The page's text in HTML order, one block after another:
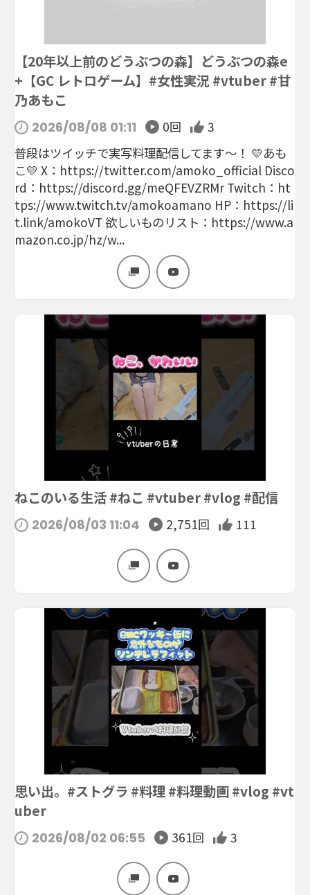
【20年以上前のどうぶつの森】どうぶつの森e
+【GC レトロゲーム】#女性実況 #vtuber #甘
乃あもこ
2026/08/08 01:11 0回
3
普段はツイッチで実写料理配信してます～！ 💛あも
こ💛 X：https://twitter.com/amoko_official Disco
rd：https://discord.gg/meQFEVZRMr Twitch：ht
tps://www.twitch.tv/amokoamano HP：https://li
t.link/amokoVT 欲しいものリスト：https://www.a
mazon.co.jp/hz/w...
ねこのいる生活 #ねこ #vtuber #vlog #配信
2026/08/03 11:04 2,751回 111
思い出。#ストグラ #料理 #料理動画 #vlog #vt
uber
2026/08/02 06:55 361回 3